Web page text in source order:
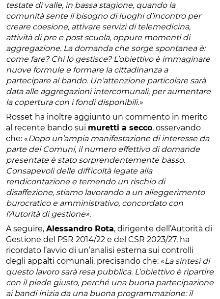
testate di valle, in bassa stagione, quando la
comunità sente il bisogno di luoghi d’incontro per
creare coesione, attivare servizi di telemedicina,
attività di pre e post scuola, oppure momenti di
aggregazione. La domanda che sorge spontanea è:
come fare? Chi lo gestisce? L’obiettivo è immaginare
nuove formule e formare la cittadinanza a
partecipare al bando. Un’attenzione particolare sarà
data alle aggregazioni intercomunali, per aumentare
la copertura con i fondi disponibili.»
Rosset ha inoltre aggiunto un commento in merito
al recente bando sui muretti a secco, osservando
che: «Dopo un’ampia manifestazione di interesse da
parte dei Comuni, il numero effettivo di domande
presentate è stato sorprendentemente basso.
Consapevoli delle difficoltà legate alla
rendicontazione e temendo un rischio di
disaffezione, stiamo lavorando a un alleggerimento
burocratico e amministrativo, concordato con
l’Autorità di gestione».
A seguire, Alessandro Rota, dirigente dell’Autorità di
Gestione del PSR 2014/22 e del CSR 2023/27, ha
ricordato l’avvio di un’analisi esterna sui controlli
degli appalti comunali, precisando che: «La sintesi di
questo lavoro sarà resa pubblica. L’obiettivo è ripartire
con il piede giusto, perché una buona partecipazione
ai bandi inizia da una buona programmazione: il